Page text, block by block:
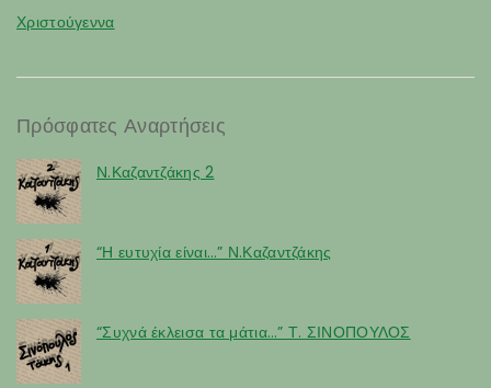
Χριστούγεννα
Πρόσφατες Αναρτήσεις
Ν.Καζαντζάκης 2
“Η ευτυχία είναι…” Ν.Καζαντζάκης
“Συχνά έκλεισα τα μάτια…” Τ. ΣΙΝΟΠΟΥΛΟΣ